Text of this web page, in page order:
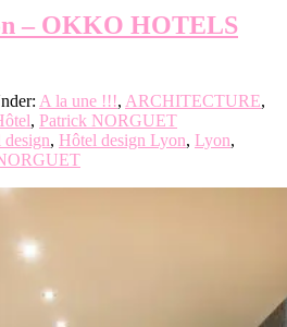
– OKKO HOTELS
A la une !!!, ARCHITECTURE,
, Patrick NORGUET
, Hôtel design Lyon, Lyon,